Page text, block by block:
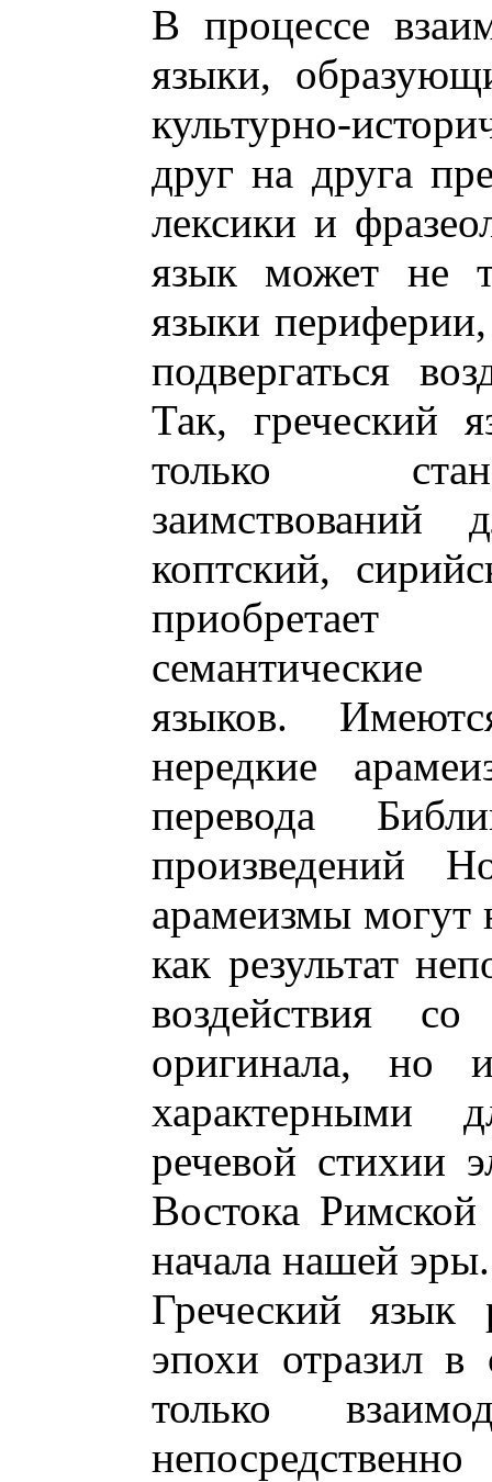
В процессе
языки,
культурно-
друг на друга
лексики и
язык может не
языки
подвергаться
Так, греческий
только
коптский,
приобретает
языков.
нередкие
перевода
произведений
арамеизмы могут
как результат
воздействия
оригинала, но
характерными
речевой стихии
Востока
начала нашей эры.
Греческий язык
эпохи отразил в
только